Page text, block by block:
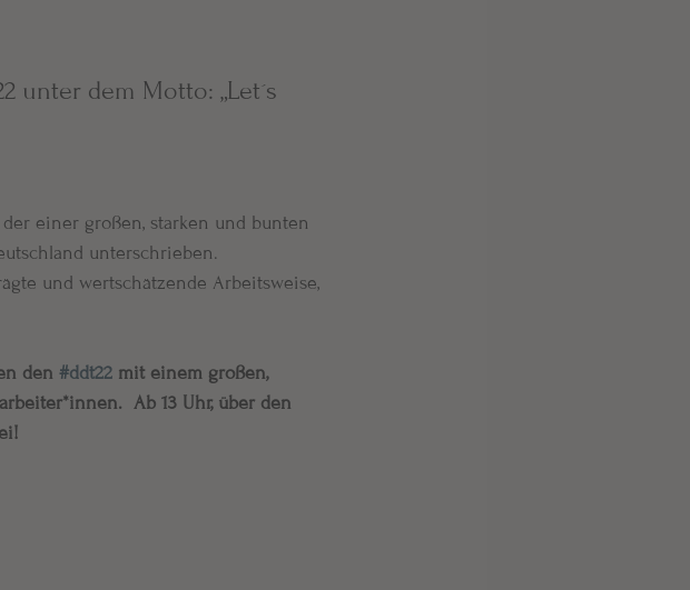
unter dem Motto: „Let´s
einer großen, starken und bunten
unterschrieben.
und wertschätzende Arbeitsweise,
den #ddt22 mit einem großen,
Ab 13 Uhr, über den